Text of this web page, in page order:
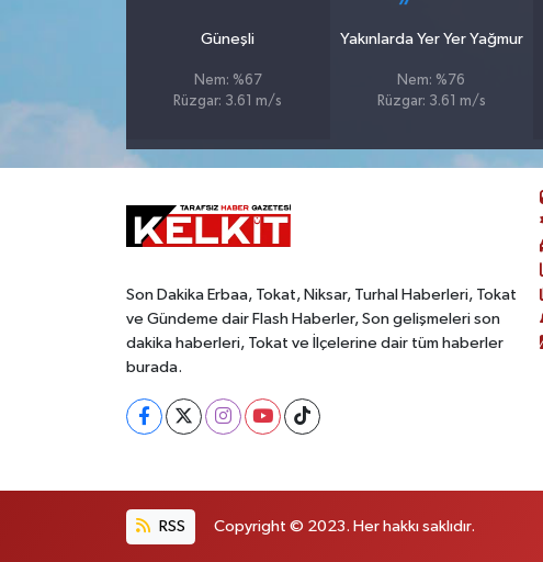
Güneşli
Nem: %67
Rüzgar: 3.61 m/s
Yakınlarda Yer Yer Yağmur
Nem: %76
Rüzgar: 3.61 m/s
Son Dakika Erbaa, Tokat, Niksar, Turhal Haberleri, Tokat
ve Gündeme dair Flash Haberler, Son gelişmeleri son
dakika haberleri, Tokat ve İlçelerine dair tüm haberler
burada.
RSS Copyright © 2023. Her hakkı saklıdır.